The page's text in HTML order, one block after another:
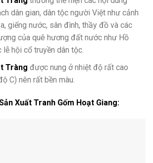
dân gian, dân tộc người Việt như cảnh
giếng nước, sân đình, thầy đồ và các
của quê hương đất nước như Hồ
lễ hội cổ truyền dân tộc.
Tràng được nung ở nhiệt độ rất cao
C) nên rất bền màu.
Xuất Tranh Gốm Hoạt Giang: